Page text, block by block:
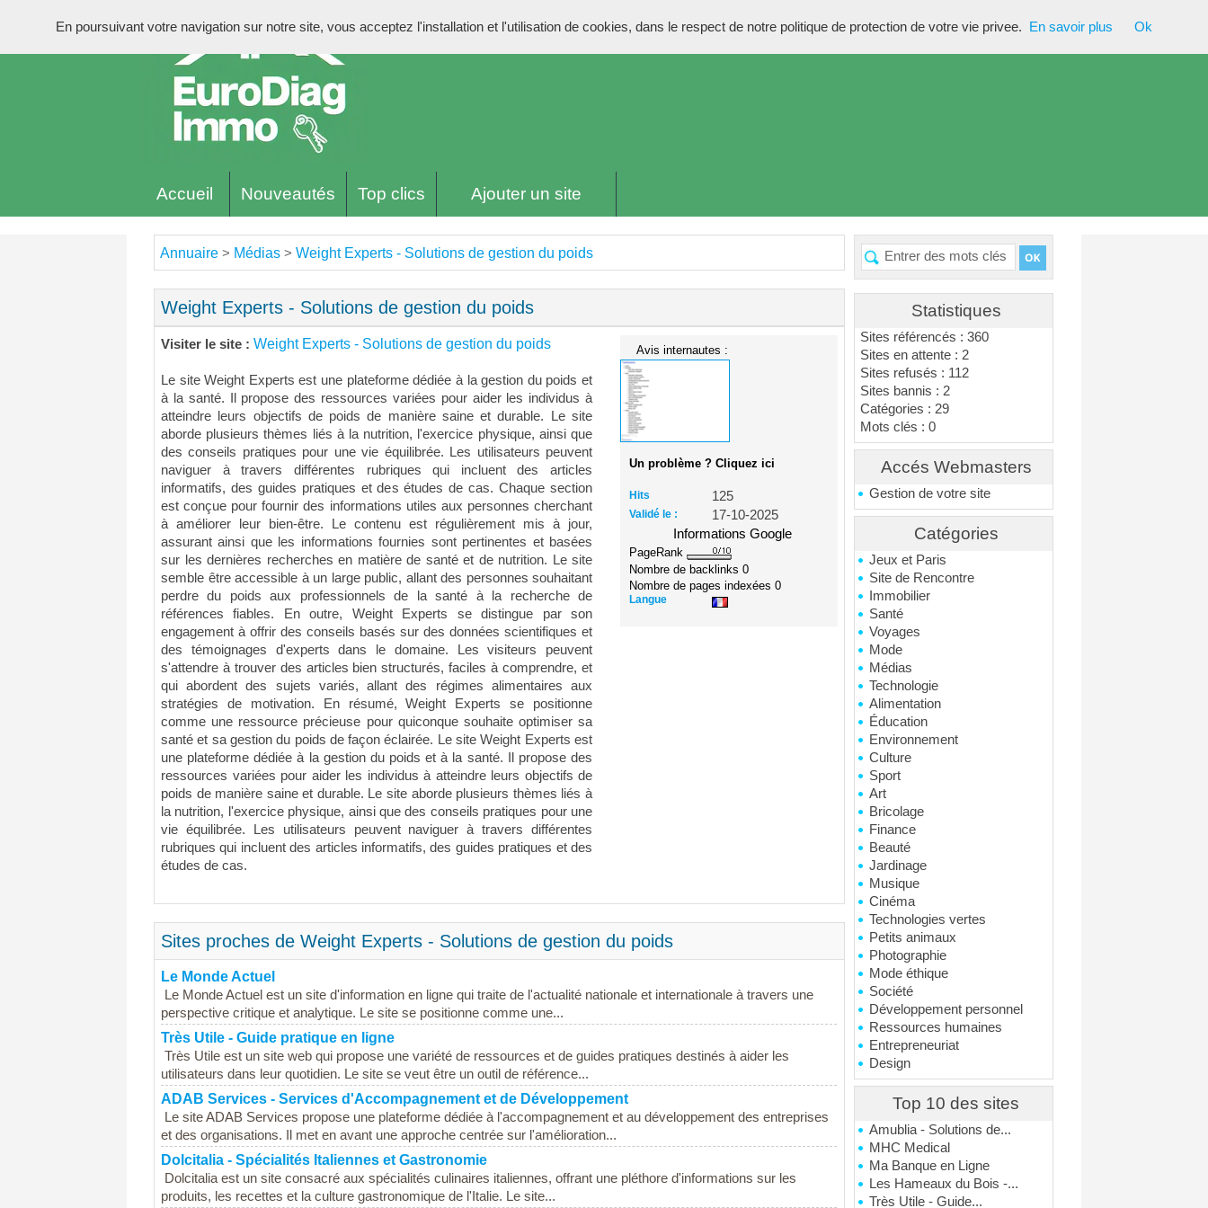
Accueil Nouveautés Top clics Ajouter un site
Statistiques
Sites référencés : 360
Sites en attente : 2
Sites refusés : 112
Sites bannis : 2
Catégories : 29
Mots clés : 0
Accés Webmasters
Gestion de votre site
Catégories
Jeux et Paris
Site de Rencontre
Immobilier
Santé
Voyages
Mode
Médias
Technologie
Alimentation
Éducation
Environnement
Culture
Sport
Art
Bricolage
Finance
Beauté
Jardinage
Musique
Cinéma
Technologies vertes
Petits animaux
Photographie
Mode éthique
Société
Développement personnel
Ressources humaines
Entrepreneuriat
Design
Top 10 des sites
Amublia - Solutions de...
MHC Medical
Ma Banque en Ligne
Les Hameaux du Bois -...
Très Utile - Guide...
Annuaire > Médias > Weight Experts - Solutions de gestion du poids
Weight Experts - Solutions de gestion du poids
Visiter le site : Weight Experts - Solutions de gestion du poids
Le site Weight Experts est une plateforme dédiée à la gestion du poids et
à la santé. Il propose des ressources variées pour aider les individus à
atteindre leurs objectifs de poids de manière saine et durable. Le site
aborde plusieurs thèmes liés à la nutrition, l'exercice physique, ainsi que
des conseils pratiques pour une vie équilibrée. Les utilisateurs peuvent
naviguer à travers différentes rubriques qui incluent des articles
informatifs, des guides pratiques et des études de cas. Chaque section
est conçue pour fournir des informations utiles aux personnes cherchant
à améliorer leur bien-être. Le contenu est régulièrement mis à jour,
assurant ainsi que les informations fournies sont pertinentes et basées
sur les dernières recherches en matière de santé et de nutrition. Le site
semble être accessible à un large public, allant des personnes souhaitant
perdre du poids aux professionnels de la santé à la recherche de
références fiables. En outre, Weight Experts se distingue par son
engagement à offrir des conseils basés sur des données scientifiques et
des témoignages d'experts dans le domaine. Les visiteurs peuvent
s'attendre à trouver des articles bien structurés, faciles à comprendre, et
qui abordent des sujets variés, allant des régimes alimentaires aux
stratégies de motivation. En résumé, Weight Experts se positionne
comme une ressource précieuse pour quiconque souhaite optimiser sa
santé et sa gestion du poids de façon éclairée. Le site Weight Experts est
une plateforme dédiée à la gestion du poids et à la santé. Il propose des
ressources variées pour aider les individus à atteindre leurs objectifs de
poids de manière saine et durable. Le site aborde plusieurs thèmes liés à
la nutrition, l'exercice physique, ainsi que des conseils pratiques pour une
vie équilibrée. Les utilisateurs peuvent naviguer à travers différentes
rubriques qui incluent des articles informatifs, des guides pratiques et des
études de cas.
Avis internautes :
Un problème ? Cliquez ici
Hits 125
Validé le :
17-10-2025
Informations Google
PageRank
Nombre de backlinks0
Nombre de pages indexées0
Langue
Sites proches de Weight Experts - Solutions de gestion du poids
Le Monde Actuel
Le Monde Actuel est un site d'information en ligne qui traite de l'actualité nationale et internationale à travers une
perspective critique et analytique. Le site se positionne comme une...
Très Utile - Guide pratique en ligne
Très Utile est un site web qui propose une variété de ressources et de guides pratiques destinés à aider les
utilisateurs dans leur quotidien. Le site se veut être un outil de référence...
ADAB Services - Services d'Accompagnement et de Développement
Le site ADAB Services propose une plateforme dédiée à l'accompagnement et au développement des entreprises
et des organisations. Il met en avant une approche centrée sur l'amélioration...
Dolcitalia - Spécialités Italiennes et Gastronomie
Dolcitalia est un site consacré aux spécialités culinaires italiennes, offrant une pléthore d'informations sur les
produits, les recettes et la culture gastronomique de l'Italie. Le site...
En poursuivant votre navigation sur notre site, vous acceptez l'installation et l'utilisation de cookies, dans le respect de notre politique de protection de votre vie privee. En savoir plus Ok